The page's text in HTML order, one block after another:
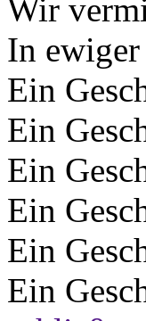
Wir
In
Ein
Ein
Ein
Ein
Ein
Ein